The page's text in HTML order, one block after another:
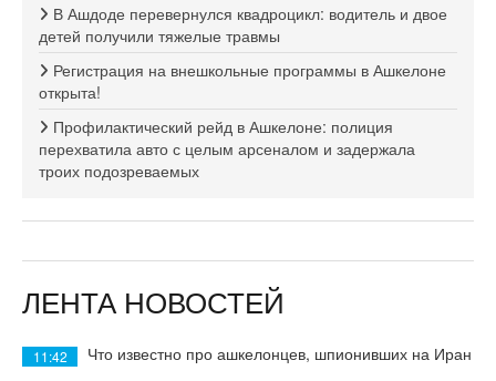
В Ашдоде перевернулся квадроцикл: водитель и двое
детей получили тяжелые травмы
Регистрация на внешкольные программы в Ашкелоне
открыта!
Профилактический рейд в Ашкелоне: полиция
перехватила авто с целым арсеналом и задержала
троих подозреваемых
ЛЕНТА НОВОСТЕЙ
11:42 Что известно про ашкелонцев, шпионивших на Иран